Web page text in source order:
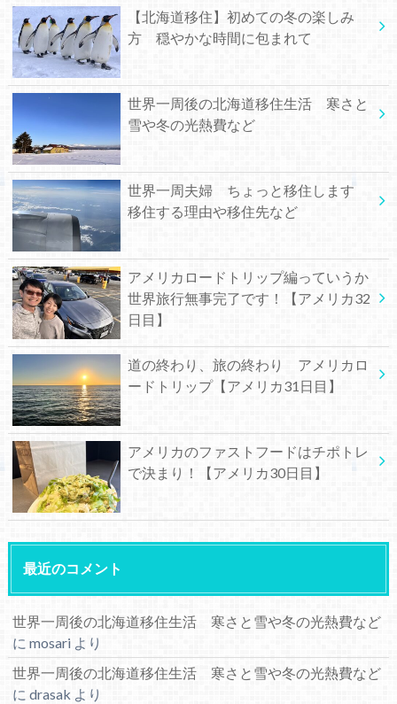
【北海道移住】初めての冬の楽しみ
方 穏やかな時間に包まれて
世界一周後の北海道移住生活 寒さと
雪や冬の光熱費など
世界一周夫婦 ちょっと移住します
移住する理由や移住先など
アメリカロードトリップ編っていうか
世界旅行無事完了です！【アメリカ32
日目】
道の終わり、旅の終わり アメリカロ
ードトリップ【アメリカ31日目】
アメリカのファストフードはチポトレ
で決まり！【アメリカ30日目】
最近のコメント
世界一周後の北海道移住生活 寒さと雪や冬の光熱費など
に mosariより
世界一周後の北海道移住生活 寒さと雪や冬の光熱費など
に drasak より